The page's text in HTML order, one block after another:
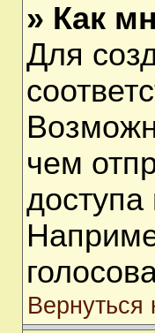
» Как
Для
чем
Вернуться